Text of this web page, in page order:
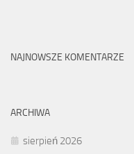
NAJNOWSZE KOMENTARZE
ARCHIWA
sierpień 2026